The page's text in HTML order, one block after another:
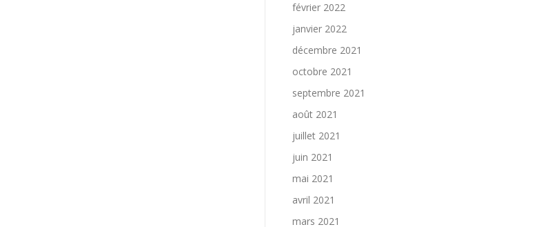
février 2022
janvier 2022
décembre 2021
octobre 2021
septembre 2021
août 2021
juillet 2021
juin 2021
mai 2021
avril 2021
mars 2021